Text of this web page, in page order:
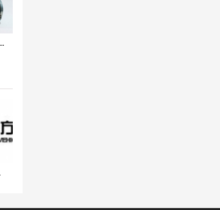
标橡胶膨胀节
同